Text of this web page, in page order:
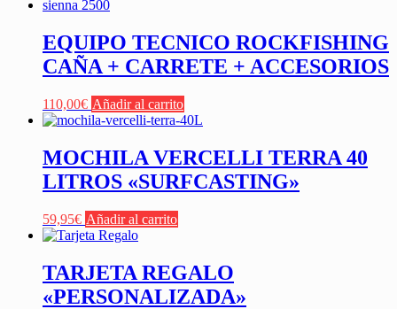
EQUIPO TECNICO ROCKFISHING
CAÑA + CARRETE + ACCESORIOS
110,00€ Añadir al carrito
MOCHILA VERCELLI TERRA 40
LITROS «SURFCASTING»
59,95€ Añadir al carrito
TARJETA REGALO
«PERSONALIZADA»